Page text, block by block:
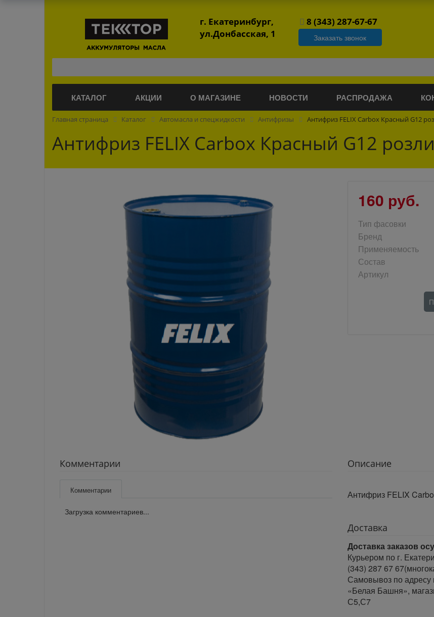
г. Екатеринбург,
ул.Донбасская, 1
8 (343) 287-67-67
Заказать звонок
КАТАЛОГ АКЦИИ О МАГАЗИНЕ НОВОСТИ РАСПРОДАЖА
Главная страница Каталог Автомасла и спецжидкости Антифризы Антифриз FELIX Carbox Красный G12
Антифриз FELIX Carbox Красный G12
160 руб.
Тип фасовки
Бренд
Применяемость
Состав
Артикул
Комментарии
Комментарии
Загрузка комментариев...
Описание
Антифриз FELIX
Доставка
Доставка заказов
Курьером по г.
(343) 287 67
Самовывоз по адресу
«Белая Башня»,
С5,С7